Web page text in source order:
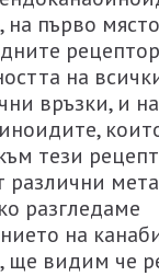
на първо
на
връзки, и
тези
различни
разгледаме
на
ще видим че